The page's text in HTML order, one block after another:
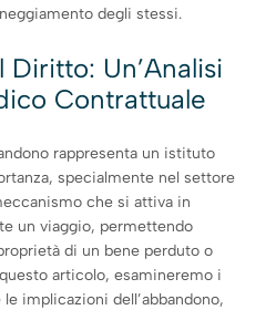
degli stessi.
Diritto: Un’Analisi
Contrattuale
rappresenta un istituto
specialmente nel settore
che si attiva in
un viaggio, permettendo
di un bene perduto o
articolo, esamineremo i
implicazioni dell’abbandono,